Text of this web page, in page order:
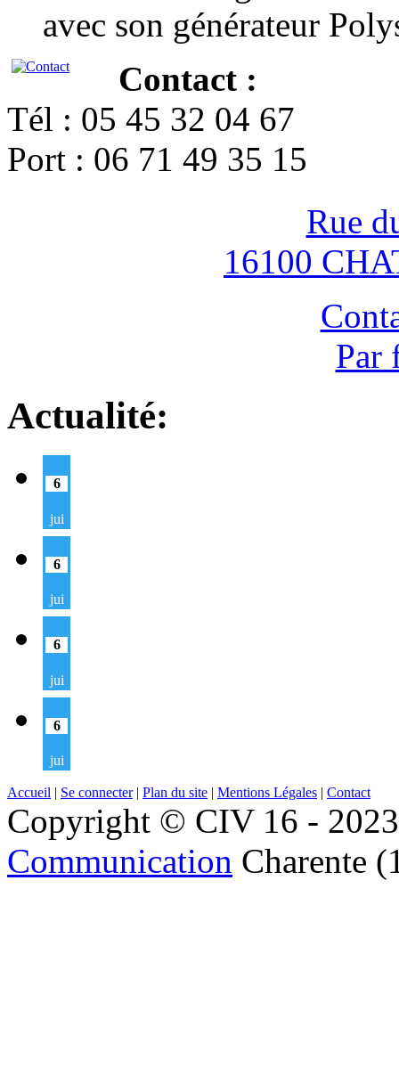
avec son générateur
Contact :
Tél : 05 45 32 04 67
Port : 06 71 49 35 15
Rue
16100
Par
Actualité:
6
jui
6
jui
6
jui
6
jui
Accueil | Se connecter| Plan du site | Mentions Légales | Contact
Copyright © CIV 16 -
Communication Charente